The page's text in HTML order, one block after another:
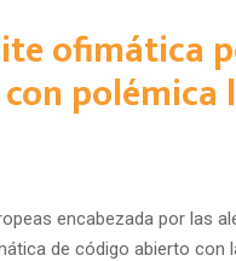
ofimática
polémica
encabezada por las
de código abierto con